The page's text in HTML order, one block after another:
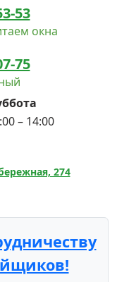
53
окна
75
– 14:00
274